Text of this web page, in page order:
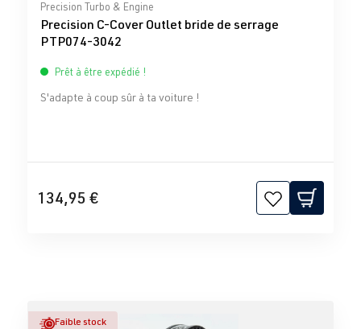
Note moyenne de 0 sur 5 étoiles
Precision Turbo & Engine
Precision C-Cover Outlet bride de serrage
PTP074-3042
Prêt à être expédié !
S'adapte à coup sûr à ta voiture !
134,95 €
Faible stock